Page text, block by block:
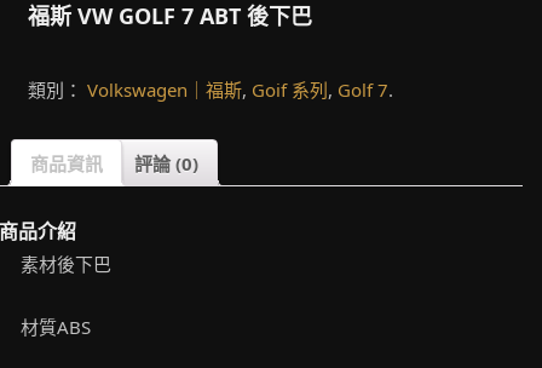
福斯 VW GOLF 7 ABT 後下巴
類別： Volkswagen｜福斯, Goif 系列, Golf 7.
商品資訊 評論 (0)
品介紹
素材後下巴
材質ABS